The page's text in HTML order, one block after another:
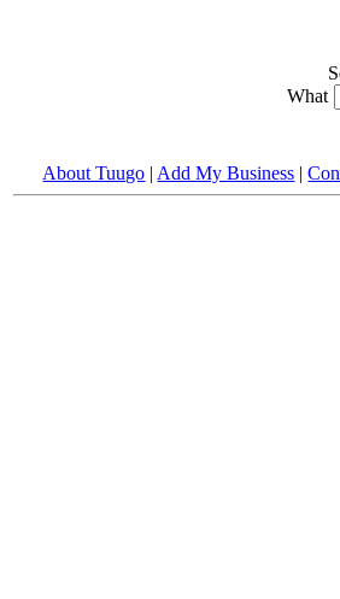
What
About Tuugo | Add My Business |